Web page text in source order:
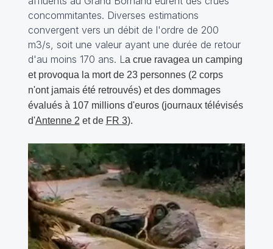
concommitantes. Diverses estimations
convergent vers un débit de l'ordre de 200
m3/s, soit une valeur ayant une durée de retour
d'au moins 170 ans. La crue ravagea un camping
et provoqua la mort de 23 personnes (2 corps
n'ont jamais été retrouvés) et des dommages
évalués à 107 millions d'euros (journaux télévisés
d'Antenne 2 et de FR 3).